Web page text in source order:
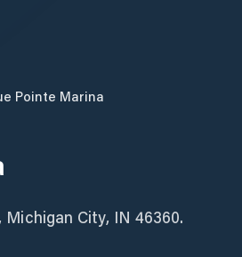
Pointe Marina
City, IN 46360.